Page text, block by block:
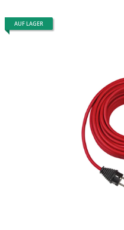
AUF LAGER